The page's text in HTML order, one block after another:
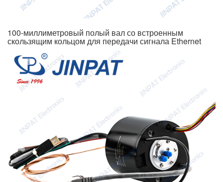
100-миллиметровый полый вал со встроенным
скользящим кольцом для передачи сигнала Ethernet